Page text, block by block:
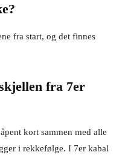
fra start, og det finnes
fra 7er
kort sammen med alle
i rekkefølge. I 7er kabal